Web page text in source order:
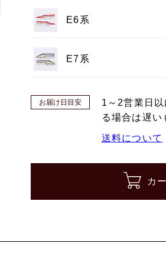
E6系
E7系
お届け日目安
1～2営業日
る場合は遅い
送料について
カ